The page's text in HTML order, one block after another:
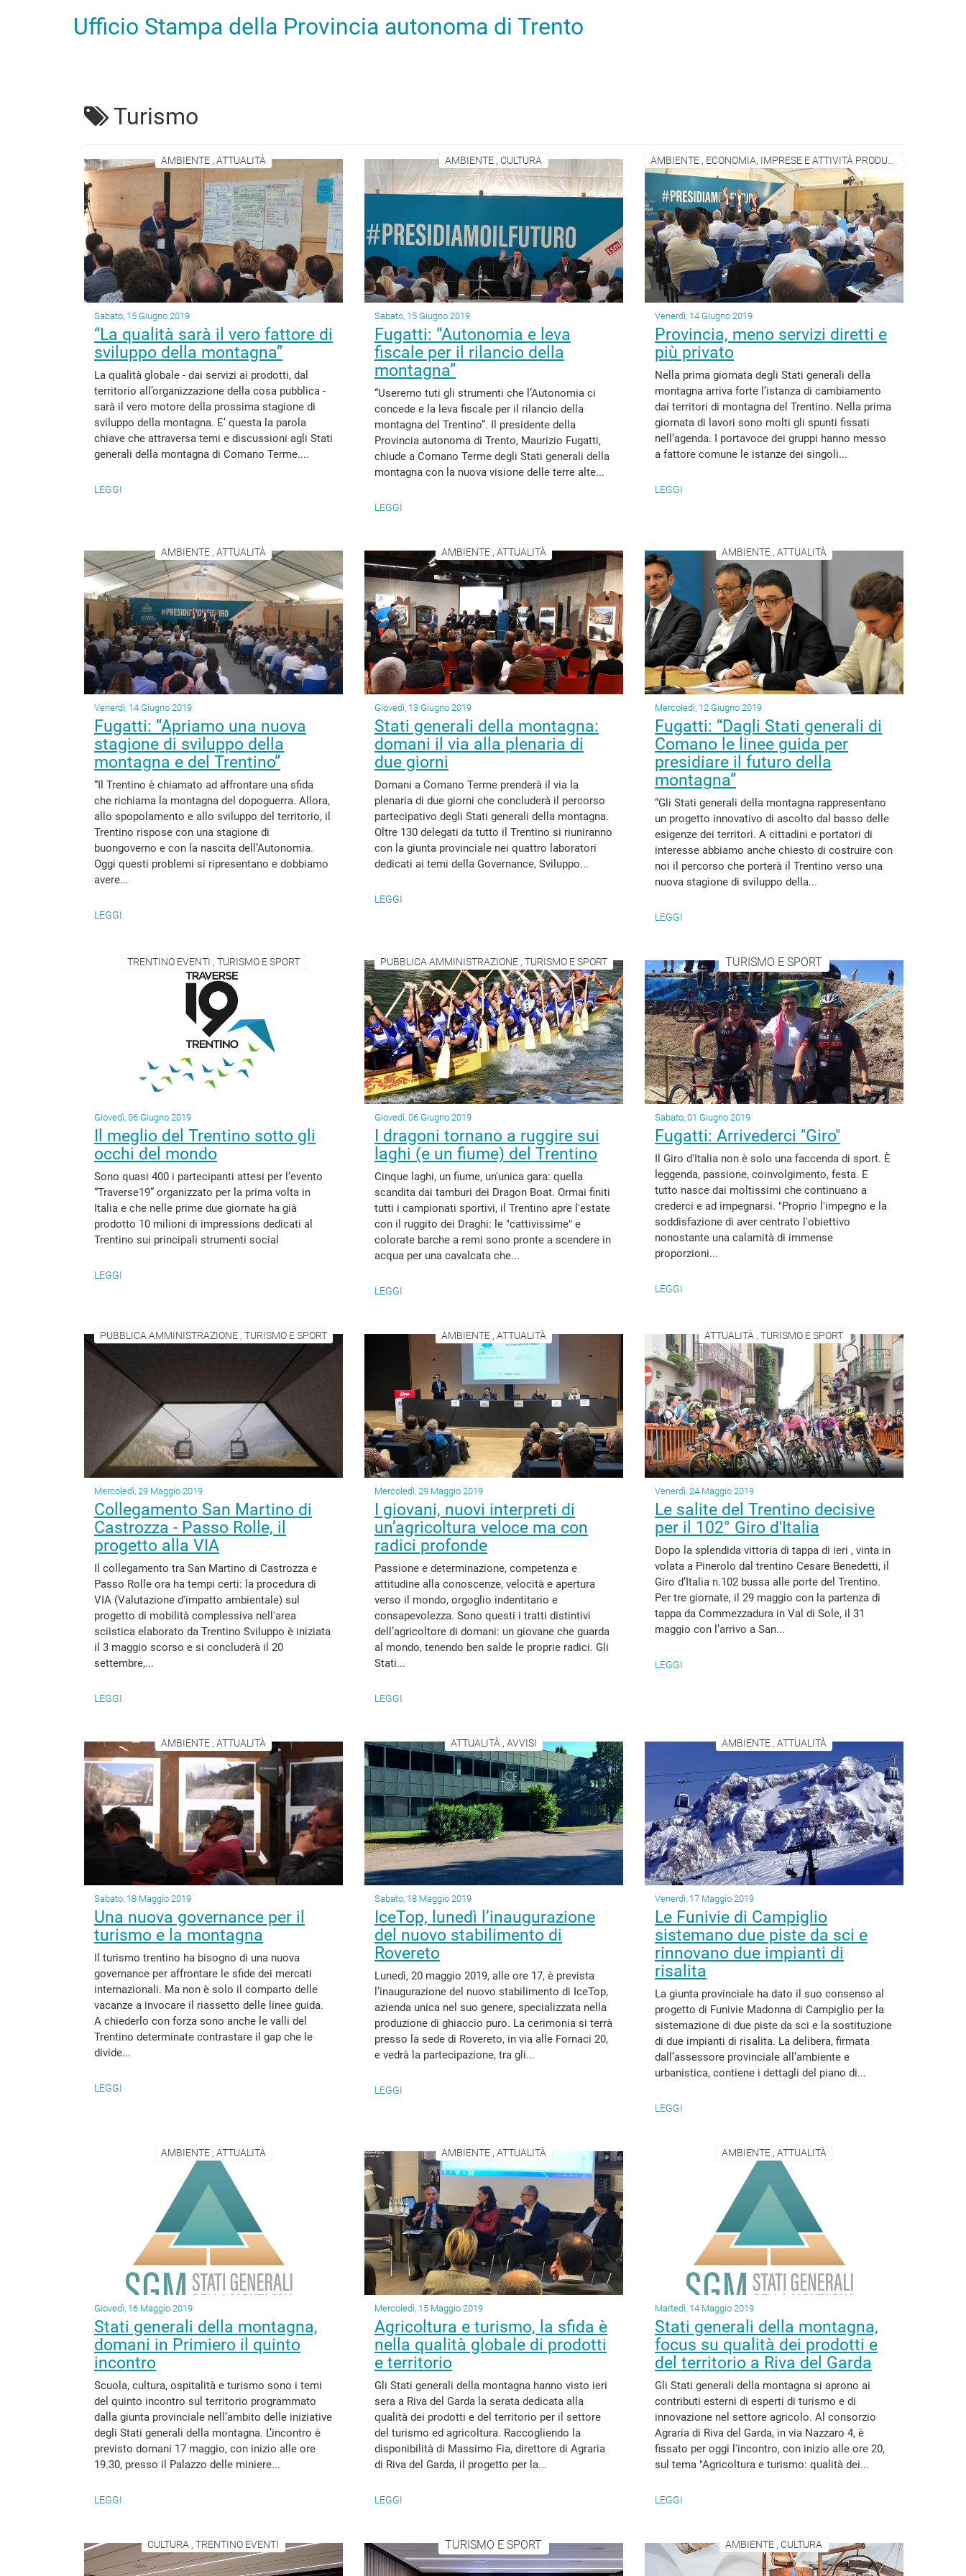
Ufficio Stampa della Provincia autonoma di Trento
Turismo
AMBIENTE , ATTUALITÀ
Sabato, 15 Giugno 2019
“La qualità sarà il vero fattore di
sviluppo della montagna”
La qualità globale - dai servizi ai prodotti, dal
territorio all’organizzazione della cosa pubblica -
sarà il vero motore della prossima stagione di
sviluppo della montagna. E’ questa la parola
chiave che attraversa temi e discussioni agli Stati
generali della montagna di Comano Terme....
LEGGI
AMBIENTE , CULTURA
Sabato, 15 Giugno 2019
Fugatti: “Autonomia e leva
fiscale per il rilancio della
montagna”
“Useremo tuti gli strumenti che l’Autonomia ci
concede e la leva fiscale per il rilancio della
montagna del Trentino”. Il presidente della
Provincia autonoma di Trento, Maurizio Fugatti,
chiude a Comano Terme degli Stati generali della
montagna con la nuova visione delle terre alte...
LEGGI
Venerdì, 14 Giugno 2019
Provincia, meno servizi diretti e
più privato
Nella prima giornata degli Stati generali della
montagna arriva forte l’istanza di cambiamento
dai territori di montagna del Trentino. Nella prima
giornata di lavori sono molti gli spunti fissati
nell’agenda. I portavoce dei gruppi hanno messo
a fattore comune le istanze dei singoli...
LEGGI
AMBIENTE , ATTUALITÀ
Venerdì, 14 Giugno 2019
Fugatti: “Apriamo una nuova
stagione di sviluppo della
montagna e del Trentino”
“Il Trentino è chiamato ad affrontare una sfida
che richiama la montagna del dopoguerra. Allora,
allo spopolamento e allo sviluppo del territorio, il
Trentino rispose con una stagione di
buongoverno e con la nascita dell’Autonomia.
Oggi questi problemi si ripresentano e dobbiamo
avere...
LEGGI
AMBIENTE , ATTUALITÀ
Giovedì, 13 Giugno 2019
Stati generali della montagna:
domani il via alla plenaria di
due giorni
Domani a Comano Terme prenderà il via la
plenaria di due giorni che concluderà il percorso
partecipativo degli Stati generali della montagna.
Oltre 130 delegati da tutto il Trentino si riuniranno
con la giunta provinciale nei quattro laboratori
dedicati ai temi della Governance, Sviluppo...
LEGGI
AMBIENTE , ATTUALITÀ
Mercoledì, 12 Giugno 2019
Fugatti: “Dagli Stati generali di
Comano le linee guida per
presidiare il futuro della
montagna”
“Gli Stati generali della montagna rappresentano
un progetto innovativo di ascolto dal basso delle
esigenze dei territori. A cittadini e portatori di
interesse abbiamo anche chiesto di costruire con
noi il percorso che porterà il Trentino verso una
nuova stagione di sviluppo della...
LEGGI
TRENTINO EVENTI , TURISMO E SPORT
Giovedì, 06 Giugno 2019
Il meglio del Trentino sotto gli
occhi del mondo
Sono quasi 400 i partecipanti attesi per l’evento
“Traverse19” organizzato per la prima volta in
Italia e che nelle prime due giornate ha già
prodotto 10 milioni di impressions dedicati al
Trentino sui principali strumenti social
LEGGI
PUBBLICA AMMINISTRAZIONE , TURISMO E SPORT
Giovedì, 06 Giugno 2019
I dragoni tornano a ruggire sui
laghi (e un fiume) del Trentino
Cinque laghi, un fiume, un'unica gara: quella
scandita dai tamburi dei Dragon Boat. Ormai finiti
tutti i campionati sportivi, il Trentino apre l'estate
con il ruggito dei Draghi: le "cattivissime" e
colorate barche a remi sono pronte a scendere in
acqua per una cavalcata che...
LEGGI
TURISMO E SPORT
Sabato, 01 Giugno 2019
Fugatti: Arrivederci "Giro"
Il Giro d'Italia non è solo una faccenda di sport. È
leggenda, passione, coinvolgimento, festa. E
tutto nasce dai moltissimi che continuano a
crederci e ad impegnarsi. "Proprio l'impegno e la
soddisfazione di aver centrato l'obiettivo
nonostante una calamità di immense
proporzioni...
LEGGI
PUBBLICA AMMINISTRAZIONE , TURISMO E SPORT
Mercoledì, 29 Maggio 2019
Collegamento San Martino di
Castrozza - Passo Rolle, il
progetto alla VIA
Il collegamento tra San Martino di Castrozza e
Passo Rolle ora ha tempi certi: la procedura di
VIA (Valutazione d'impatto ambientale) sul
progetto di mobilità complessiva nell'area
sciistica elaborato da Trentino Sviluppo è iniziata
il 3 maggio scorso e si concluderà il 20
settembre,...
LEGGI
AMBIENTE , ATTUALITÀ
Mercoledì, 29 Maggio 2019
I giovani, nuovi interpreti di
un’agricoltura veloce ma con
radici profonde
Passione e determinazione, competenza e
attitudine alla conoscenze, velocità e apertura
verso il mondo, orgoglio indentitario e
consapevolezza. Sono questi i tratti distintivi
dell’agricoltore di domani: un giovane che guarda
al mondo, tenendo ben salde le proprie radici. Gli
Stati...
LEGGI
ATTUALITÀ , TURISMO E SPORT
Venerdì, 24 Maggio 2019
Le salite del Trentino decisive
per il 102° Giro d'Italia
Dopo la splendida vittoria di tappa di ieri , vinta in
volata a Pinerolo dal trentino Cesare Benedetti, il
Giro d’Italia n.102 bussa alle porte del Trentino.
Per tre giornate, il 29 maggio con la partenza di
tappa da Commezzadura in Val di Sole, il 31
maggio con l’arrivo a San...
LEGGI
AMBIENTE , ATTUALITÀ
Sabato, 18 Maggio 2019
Una nuova governance per il
turismo e la montagna
Il turismo trentino ha bisogno di una nuova
governance per affrontare le sfide dei mercati
internazionali. Ma non è solo il comparto delle
vacanze a invocare il riassetto delle linee guida.
A chiederlo con forza sono anche le valli del
Trentino determinate contrastare il gap che le
divide...
LEGGI
ATTUALITÀ , AVVISI
Sabato, 18 Maggio 2019
IceTop, lunedì l’inaugurazione
del nuovo stabilimento di
Rovereto
Lunedì, 20 maggio 2019, alle ore 17, è prevista
l’inaugurazione del nuovo stabilimento di IceTop,
azienda unica nel suo genere, specializzata nella
produzione di ghiaccio puro. La cerimonia si terrà
presso la sede di Rovereto, in via alle Fornaci 20,
e vedrà la partecipazione, tra gli...
LEGGI
AMBIENTE , ATTUALITÀ
Venerdì, 17 Maggio 2019
Le Funivie di Campiglio
sistemano due piste da sci e
rinnovano due impianti di
risalita
La giunta provinciale ha dato il suo consenso al
progetto di Funivie Madonna di Campiglio per la
sistemazione di due piste da sci e la sostituzione
di due impianti di risalita. La delibera, firmata
dall’assessore provinciale all’ambiente e
urbanistica, contiene i dettagli del piano di...
LEGGI
AMBIENTE , ATTUALITÀ
Giovedì, 16 Maggio 2019
Stati generali della montagna,
domani in Primiero il quinto
incontro
Scuola, cultura, ospitalità e turismo sono i temi
del quinto incontro sul territorio programmato
dalla giunta provinciale nell’ambito delle iniziative
degli Stati generali della montagna. L’incontro è
previsto domani 17 maggio, con inizio alle ore
19.30, presso il Palazzo delle miniere...
LEGGI
AMBIENTE , ATTUALITÀ
Mercoledì, 15 Maggio 2019
Agricoltura e turismo, la sfida è
nella qualità globale di prodotti
e territorio
Gli Stati generali della montagna hanno visto ieri
sera a Riva del Garda la serata dedicata alla
qualità dei prodotti e del territorio per il settore
del turismo ed agricoltura. Raccogliendo la
disponibilità di Massimo Fia, direttore di Agraria
di Riva del Garda, il progetto per la...
LEGGI
AMBIENTE , ATTUALITÀ
Martedì, 14 Maggio 2019
Stati generali della montagna,
focus su qualità dei prodotti e
del territorio a Riva del Garda
Gli Stati generali della montagna si aprono ai
contributi esterni di esperti di turismo e di
innovazione nel settore agricolo. Al consorzio
Agraria di Riva del Garda, in via Nazzaro 4, è
fissato per oggi l'incontro, con inizio alle ore 20,
sul tema "Agricoltura e turismo: qualità dei...
LEGGI
CULTURA , TRENTINO EVENTI TURISMO E SPORT AMBIENTE , CULTURA